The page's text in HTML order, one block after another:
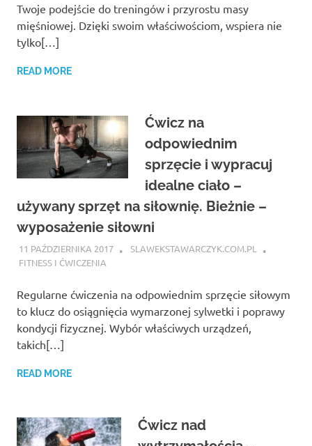
Twoje podejście do treningów i przyrostu masy
mięśniowej. Dzięki swoim właściwościom, wspiera nie
tylko[…]
READ MORE
Ćwicz na
odpowiednim
sprzęcie i wypracuj
idealne ciało –
używany sprzęt na siłownię. Bieżnie –
wyposażenie siłowni
11 PAŹDZIERNIKA 2017
SLAWEKSTAWARCZYK.COM.PL
FITNESS I ĆWICZENIA
Regularne ćwiczenia na odpowiednim sprzęcie siłowym
to klucz do osiągnięcia wymarzonej sylwetki i poprawy
kondycji fizycznej. Wybór właściwych urządzeń,
takich[…]
READ MORE
Ćwicz nad